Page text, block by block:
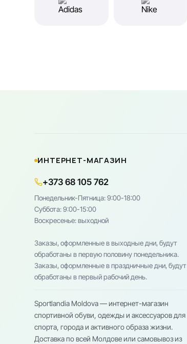
ИНТЕРНЕТ-МАГАЗИН
+373 68 105 762
Понедельник-Пятница: 9:00-18:00
Cуббота: 9:00-15:00
Воскресенье: выходной
Заказы, оформленные в выходные дни, будут
обработаны в первую половину понедельника.
Заказы, оформленные в праздничные дни, будут
обработаны в первый рабочий день.
Sportlandia Moldova — интернет-магазин
спортивной обуви, одежды и аксессуаров для
спорта, города и активного образа жизни.
Доставка по всей Молдове или самовывоз из